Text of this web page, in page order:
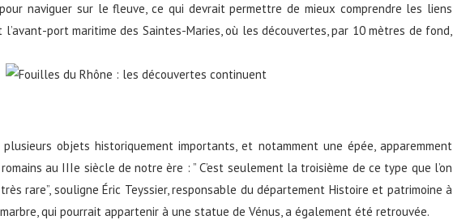
naviguer sur le fleuve, ce qui devrait permettre de mieux comprendre les liens
port maritime des Saintes-Maries, où les découvertes, par 10 mètres de fond,
objets historiquement importants, et notamment une épée, apparemment
au IIIe siècle de notre ère : ” C’est seulement la troisième de ce type que l’on
rare”, souligne Éric Teyssier, responsable du département Histoire et patrimoine à
marbre, qui pourrait appartenir à une statue de Vénus, a également été retrouvée.